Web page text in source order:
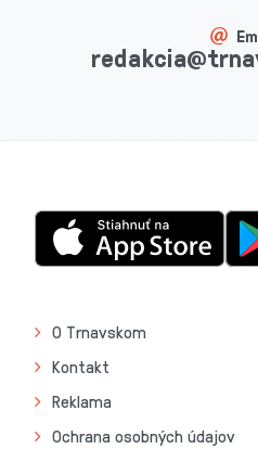
O Trnavskom
Kontakt
Reklama
Ochrana osobných údajov